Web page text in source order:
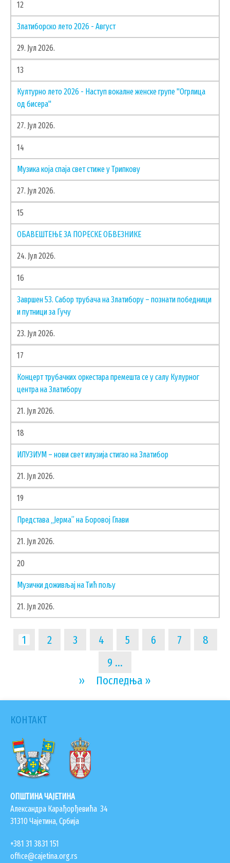
12
Златиборско лето 2026 - Август
29. Јул 2026.
13
Културно лето 2026 - Наступ вокалне женске групе "Огрлица
од бисера"
27. Јул 2026.
14
Музика која спаја свет стиже у Трипкову
27. Јул 2026.
15
ОБАВЕШТЕЊЕ ЗА ПОРЕСКЕ ОБВЕЗНИКЕ
24. Јул 2026.
16
Завршен 53. Сабор трубача на Златибору – познати победници
и путници за Гучу
23. Јул 2026.
17
Концерт трубачких оркестара премешта се у салу Кулурног
центра на Златибору
21. Јул 2026.
18
ИЛУЗИУМ – нови свет илузија стигао на Златибор
21. Јул 2026.
19
Представа „Јерма” на Боровој Глави
21. Јул 2026.
20
Музички доживљај на Тић пољу
21. Јул 2026.
Pagination
Current
1 Page
2 Page
3 Page
4 Page
5 Page
6 Page
7 Page
8
Page
9 …
Next
››
Last
Последња »
КОНТАКТ
ОПШТИНА ЧАЈЕТИНА
Александра Карађорђевића 34
31310 Чајетина, Србија
+381 31 3831 151
office@cajetina.org.rs